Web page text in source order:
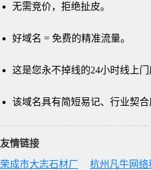
无需竞价，拒绝扯皮。
好域名 = 免费的精准流量。
这是您永不掉线的24小时线上
该域名具有简短易记、行业契
友情链接
荣成市大志石材厂
杭州凡牛网